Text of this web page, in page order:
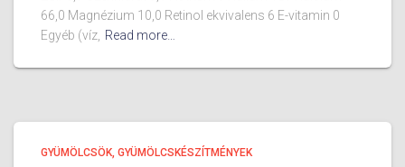
66,0 Magnézium 10,0 Retinol ekvivalens 6 E-vitamin 0
Egyéb (víz, Read more…
GYÜMÖLCSÖK, GYÜMÖLCSKÉSZÍTMÉNYEK